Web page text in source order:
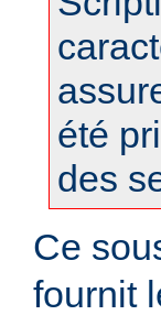
été
des
Ce
fournit